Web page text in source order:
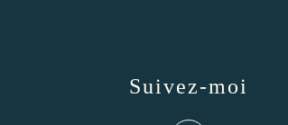
Suivez-moi